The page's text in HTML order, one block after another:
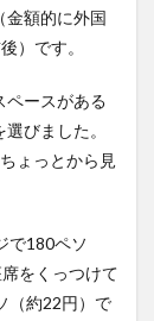
金額的に外国
）です。
ペースがある
びました。
ょっとから見
で180ペソ
をくっつけて
（約22円）で